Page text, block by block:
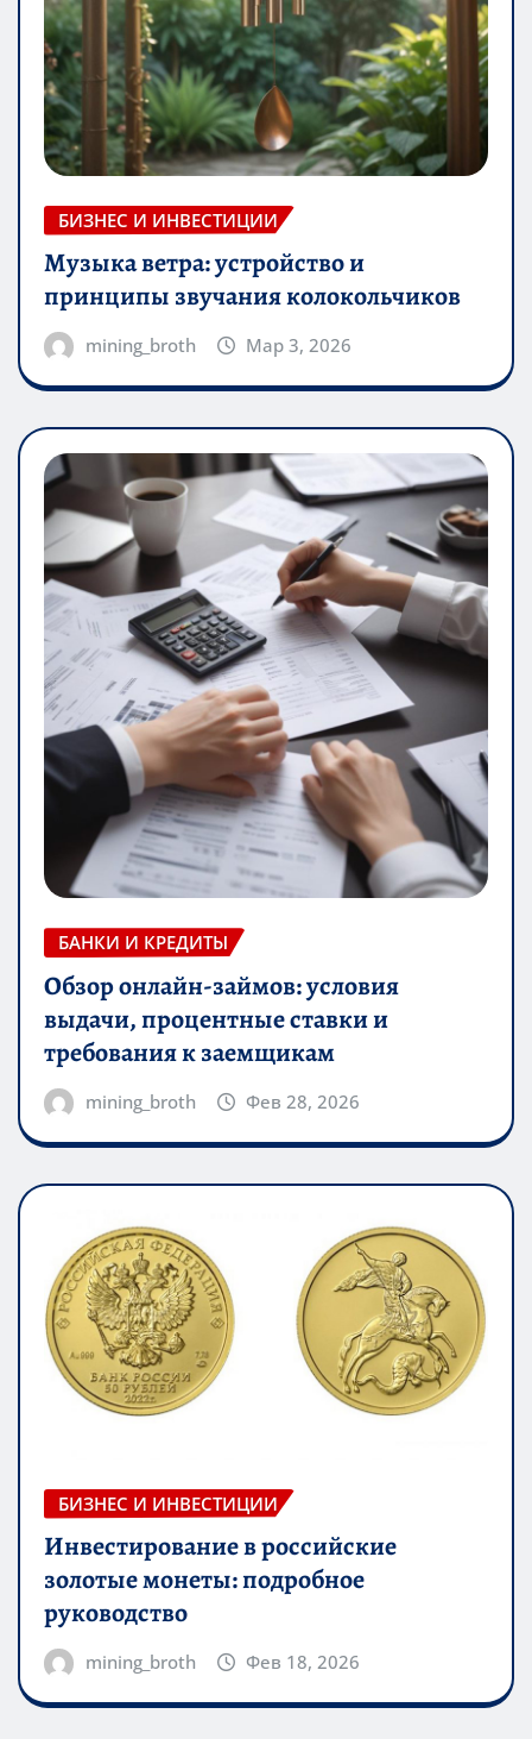
БИЗНЕС И ИНВЕСТИЦИИ
Музыка ветра: устройство и
принципы звучания колокольчиков
mining_broth Мар 3, 2026
БАНКИ И КРЕДИТЫ
Обзор онлайн-займов: условия
выдачи, процентные ставки и
требования к заемщикам
mining_broth Фев 28, 2026
БИЗНЕС И ИНВЕСТИЦИИ
Инвестирование в российские
золотые монеты: подробное
руководство
mining_broth Фев 18, 2026